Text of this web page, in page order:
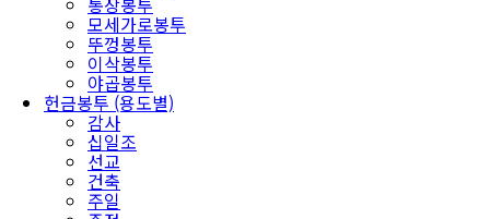
모세가로봉투
뚜껑봉투
이삭봉투
야곱봉투
헌금봉투 (용도별)
감사
십일조
선교
건축
주일